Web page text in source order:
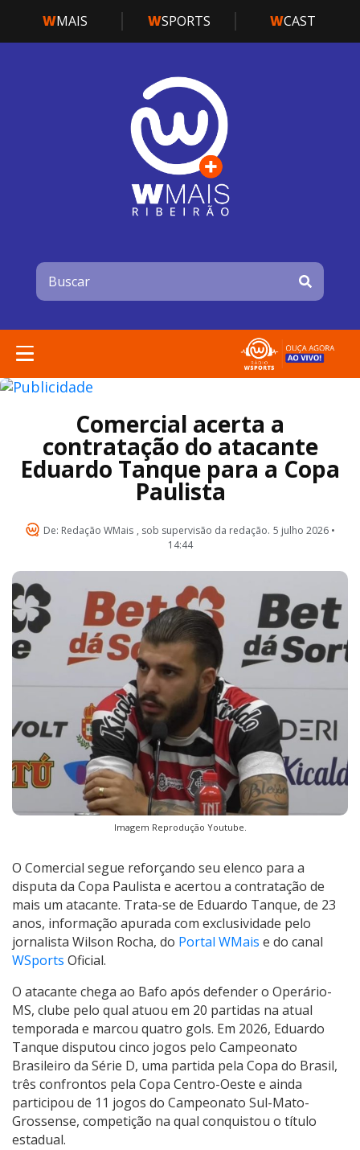
WMAIS WSPORTS WCAST
Comercial acerta a
contratação do atacante
Eduardo Tanque para a Copa
Paulista
De: Redação WMais , sob supervisão da redação. 5 julho 2026 •
14:44
Imagem Reprodução Youtube.
O Comercial segue reforçando seu elenco para a
disputa da Copa Paulista e acertou a contratação de
mais um atacante. Trata-se de Eduardo Tanque, de 23
anos, informação apurada com exclusividade pelo
jornalista Wilson Rocha, do Portal WMais e do canal
WSports Oficial.
O atacante chega ao Bafo após defender o Operário-
MS, clube pelo qual atuou em 20 partidas na atual
temporada e marcou quatro gols. Em 2026, Eduardo
Tanque disputou cinco jogos pelo Campeonato
Brasileiro da Série D, uma partida pela Copa do Brasil,
três confrontos pela Copa Centro-Oeste e ainda
participou de 11 jogos do Campeonato Sul-Mato-
Grossense, competição na qual conquistou o título
estadual.